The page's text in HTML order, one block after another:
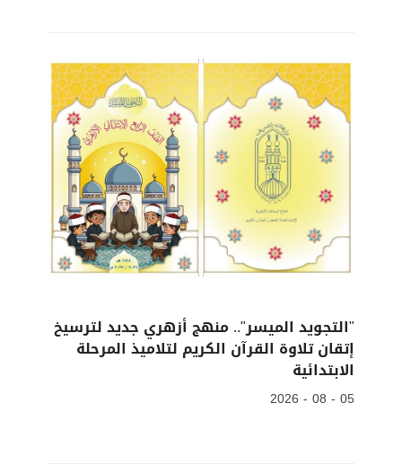
"التجويد الميسر".. منهج أزهري جديد لترسيخ
إتقان تلاوة القرآن الكريم لتلاميذ المرحلة
الابتدائية
05 - 08 - 2026